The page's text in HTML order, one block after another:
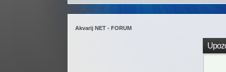
Akvarij NET - FORUM